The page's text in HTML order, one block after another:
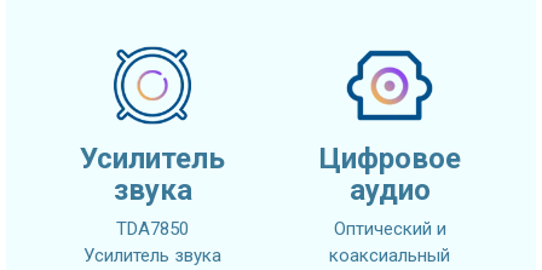
Усилитель
звука
TDA7850
Усилитель звука
Цифровое
аудио
Оптический и
коаксиальный